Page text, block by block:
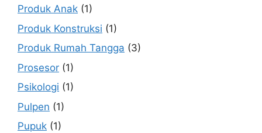
Produk Anak (1)
Produk Konstruksi (1)
Produk Rumah Tangga (3)
Prosesor (1)
Psikologi (1)
Pulpen (1)
Pupuk (1)